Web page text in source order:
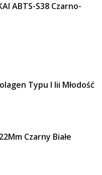
ABTS-S38 Czarno-
Typu I Iii Młodość
Czarny Białe